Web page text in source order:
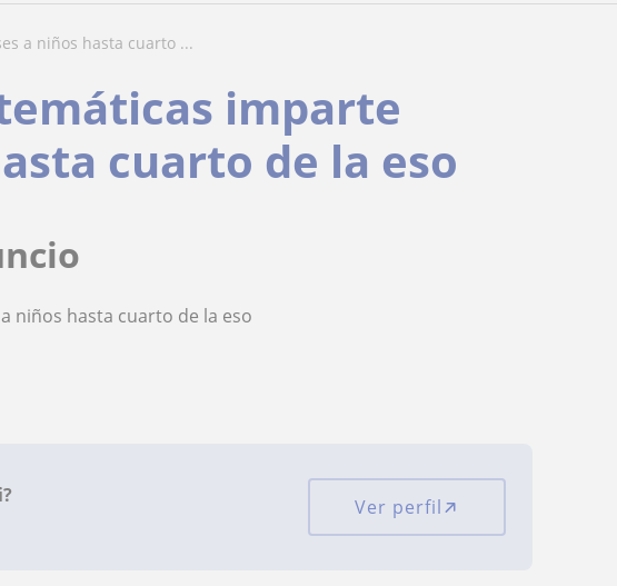
a niños hasta cuarto ...
imparte
cuarto de la eso
niños hasta cuarto de la eso
Ver perfil